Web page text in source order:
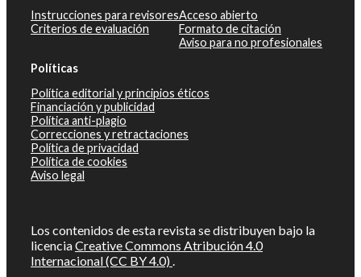
Instrucciones para revisores
Criterios de evaluación
Acceso abierto
Formato de citación
Aviso para no profesionales
Políticas
Política editorial y principios éticos
Financiación y publicidad
Política anti-plagio
Correcciones y retractaciones
Política de privacidad
Política de cookies
Aviso legal
Los contenidos de esta revista se distribuyen bajo la
licenciaCreative Commons Atribución 4.0
Internacional (CC BY 4.0)